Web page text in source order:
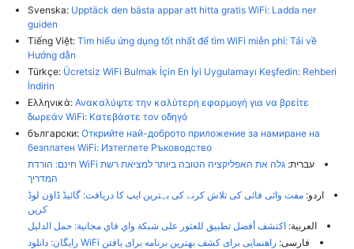
Svenska: Upptäck den bästa appar att hitta gratis WiFi: Ladda ner
guiden
Tiếng Việt: Tìm hiểu ứng dụng tốt nhất để tìm WiFi miễn phí: Tải về
Hướng dẫn
Türkçe: Ücretsiz WiFi Bulmak İçin En İyi Uygulamayı Keşfedin: Rehberi
İndirin
Ελληνικά: Ανακαλύψτε την καλύτερη εφαρμογή για να βρείτε
δωρεάν WiFi: Κατεβάστε τον οδηγό
български: Открийте най-доброто приложение за намиране на
безплатен WiFi: Изтеглете Ръководство
עברית:
גלה את האפליקציה הטובה ביותר למציאת רשת WiFi חינם: הורדת
המדריך
اردو: مفت وائی فائی کی تلاش کرنے کی بہترین ایپ کا دریافت: گائیڈ ڈاؤن لوڈ
کریں
العربية: اكتشف أفضل تطبيق للعثور على شبكة واي فاي مجانية: حمل الدليل
فارسی:
راهنمایی برای کشف بهترین برنامه برای یافتن WiFi رایگان: دانلود